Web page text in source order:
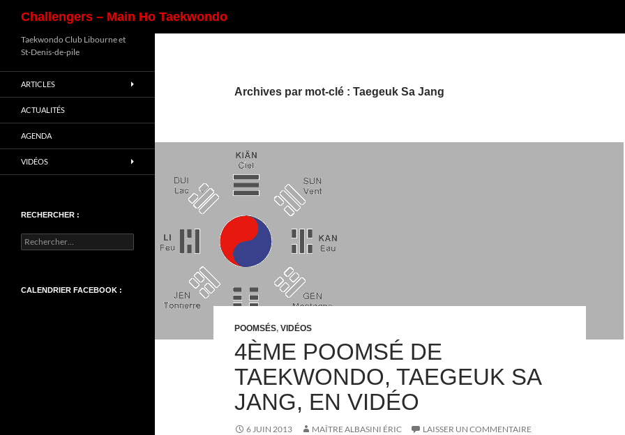
Aller
contenu
Challengers – Main Ho Taekwondo
Archives par mot-clé : Taegeuk Sa Jang
POOMSÉS, VIDÉOS
4ÈME POOMSÉ DE
TAEKWONDO, TAEGEUK SA
JANG, EN VIDÉO
6 JUIN 2013 MAÎTRE ALBASINI ÉRIC LAISSER UN COMMENTAIRE
Taekwondo Club Libourne et
St-Denis-de-pile
ARTICLES
ACTUALITÉS
AGENDA
VIDÉOS
RECHERCHER :
Rechercher :
CALENDRIER FACEBOOK :